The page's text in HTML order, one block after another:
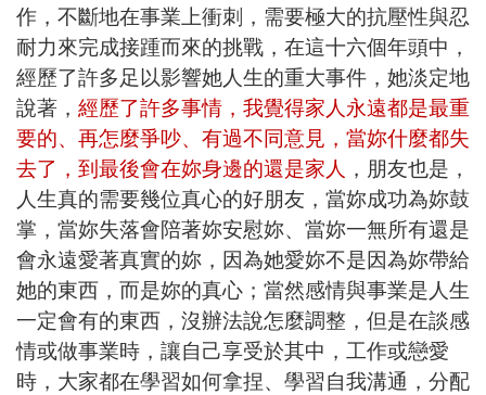
作，不斷地在事業上衝刺，需要極大的抗壓性與忍
耐力來完成接踵而來的挑戰，在這十六個年頭中，
經歷了許多足以影響她人生的重大事件，她淡定地
說著， 經歷了許多事情，我覺得家人永遠都是最重
要的、再怎麼爭吵、有過不同意見，當妳什麼都失
去了，到最後會在妳身邊的還是家人 ，朋友也是，
人生真的需要幾位真心的好朋友，當妳成功為妳鼓
掌，當妳失落會陪著妳安慰妳、當妳一無所有還是
會永遠愛著真實的妳，因為她愛妳不是因為妳帶給
她的東西，而是妳的真心；當然感情與事業是人生
一定會有的東西，沒辦法說怎麼調整，但是在談感
情或做事業時，讓自己享受於其中，工作或戀愛
時，大家都在學習如何拿捏、學習自我溝通，分配